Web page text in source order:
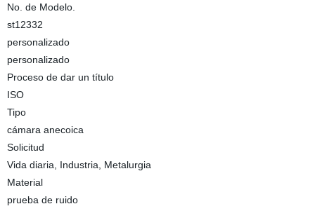
No. de Modelo.
st12332
personalizado
personalizado
Proceso de dar un título
ISO
Tipo
cámara anecoica
Solicitud
Vida diaria, Industria, Metalurgia
Material
prueba de ruido